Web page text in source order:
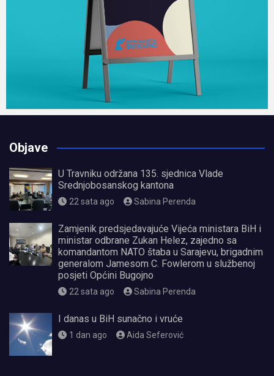
Objave
U Travniku održana 135. sjednica Vlade
Srednjobosanskog kantona
22 sata ago Sabina Perenda
Zamjenik predsjedavajuće Vijeća ministara BiH i
ministar odbrane Zukan Helez, zajedno sa
komandantom NATO štaba u Sarajevu, brigadnim
generalom Jamesom C. Fowlerom u službenoj
posjeti Općini Bugojno
22 sata ago Sabina Perenda
I danas u BiH sunačno i vruće
1 dan ago Aida Seferović